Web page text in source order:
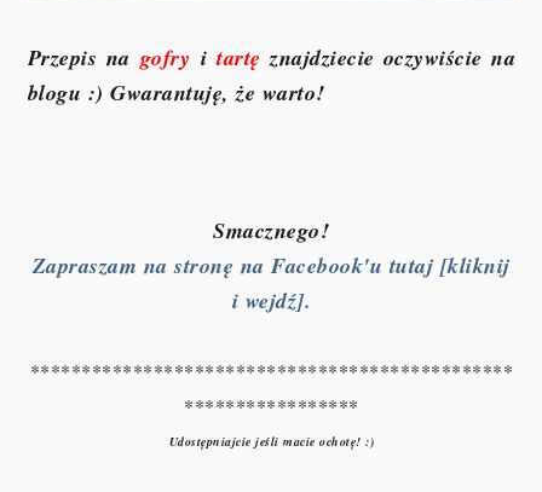
Przepis na gofry i tartę znajdziecie oczywiście na
blogu :) Gwarantuję, że warto!
Smacznego!
Zapraszam na stronę na Facebook'u tutaj [kliknij
i wejdź].
***********************************************
*****************
Udostępniajcie jeśli macie ochotę! :)